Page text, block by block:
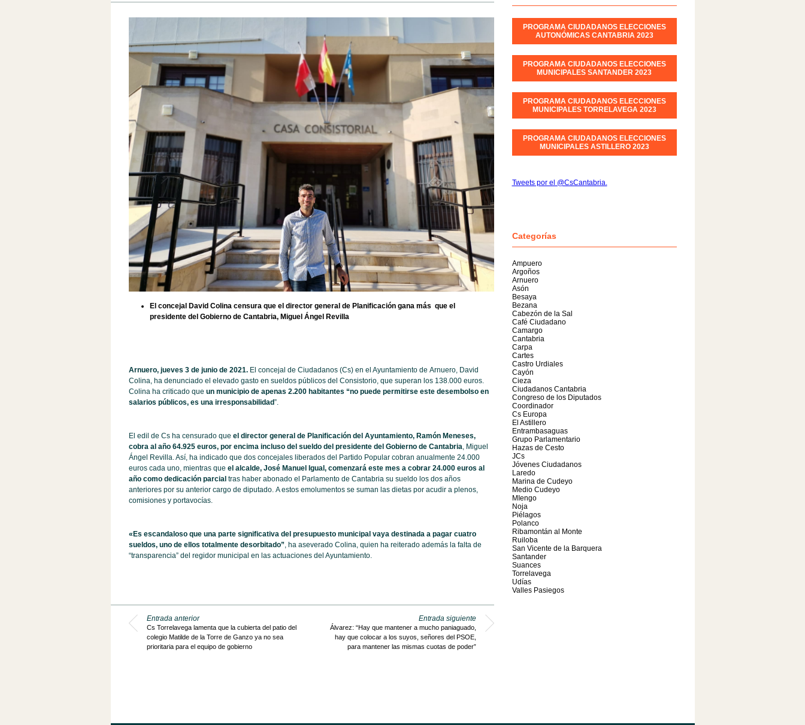
El concejal David Colina censura que el director general de Planificación gana más que el
presidente del Gobierno de Cantabria, Miguel Ángel Revilla
Arnuero, jueves 3 de junio de 2021.El concejal de Ciudadanos (Cs) en el Ayuntamiento de Arnuero, David
Colina, ha denunciado el elevado gasto en sueldos públicos del Consistorio, que superan los 138.000 euros.
Colina ha criticado que un municipio de apenas 2.200 habitantes “no puede permitirse este desembolso en
salarios públicos, es una irresponsabilidad”.
El edil de Cs ha censurado que el director general de Planificación del Ayuntamiento, Ramón Meneses,
cobra al año 64.925 euros, por encima incluso del sueldo del presidente del Gobierno de Cantabria , Miguel
Ángel Revilla. Así, ha indicado que dos concejales liberados del Partido Popular cobran anualmente 24.000
euros cada uno, mientras que el alcalde, José Manuel Igual, comenzará este mes a cobrar 24.000 euros al
año como dedicación parcial tras haber abonado el Parlamento de Cantabria su sueldo los dos años
anteriores por su anterior cargo de diputado. A estos emolumentos se suman las dietas por acudir a plenos,
comisiones y portavocías.
«Es escandaloso que una parte significativa del presupuesto municipal vaya destinada a pagar cuatro
sueldos, uno de ellos totalmente desorbitado”, ha aseverado Colina, quien ha reiterado además la falta de
“transparencia” del regidor municipal en las actuaciones del Ayuntamiento.
Entrada anterior
Cs Torrelavega lamenta que la cubierta del patio del
colegio Matilde de la Torre de Ganzo ya no sea
prioritaria para el equipo de gobierno
Entrada siguiente
Álvarez: “Hay que mantener a mucho paniaguado,
hay que colocar a los suyos, señores del PSOE,
para mantener las mismas cuotas de poder”
PROGRAMA CIUDADANOS ELECCIONES
AUTONÓMICAS CANTABRIA 2023
PROGRAMA CIUDADANOS ELECCIONES
MUNICIPALES SANTANDER 2023
PROGRAMA CIUDADANOS ELECCIONES
MUNICIPALES TORRELAVEGA 2023
PROGRAMA CIUDADANOS ELECCIONES
MUNICIPALES ASTILLERO 2023
Tweets por el @CsCantabria.
Categorías
Ampuero
Argoños
Arnuero
Asón
Besaya
Bezana
Cabezón de la Sal
Café Ciudadano
Camargo
Cantabria
Carpa
Cartes
Castro Urdiales
Cayón
Cieza
Ciudadanos Cantabria
Congreso de los Diputados
Coordinador
Cs Europa
El Astillero
Entrambasaguas
Grupo Parlamentario
Hazas de Cesto
JCs
Jóvenes Ciudadanos
Laredo
Marina de Cudeyo
Medio Cudeyo
MIengo
Noja
Piélagos
Polanco
Ribamontán al Monte
Ruiloba
San Vicente de la Barquera
Santander
Suances
Torrelavega
Udías
Valles Pasiegos